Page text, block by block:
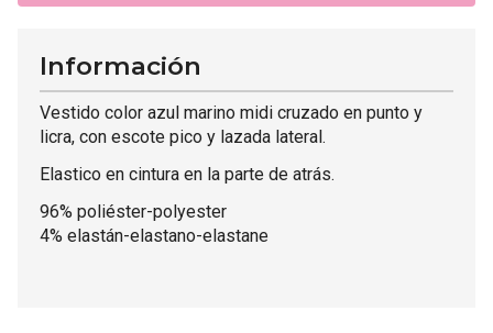
Información
Vestido color azul marino midi cruzado en punto y
licra, con escote pico y lazada lateral.
Elastico en cintura en la parte de atrás.
96% poliéster-polyester
4% elastán-elastano-elastane